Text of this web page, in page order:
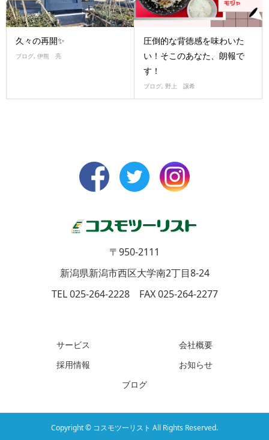
久々の再開✨
ブログ, 伊熊 亮
圧倒的な背徳感を味わいた
い！そこのあなた、朗報で
す！
ブログ, 野上 譲希
〒950-2111
新潟県新潟市西区大学南2丁目8-24
TEL 025-264-2228 FAX 025-264-2277
サービス
会社概要
採用情報
お知らせ
ブログ
Copyright © コスモツーリスト All Rights Reserved.